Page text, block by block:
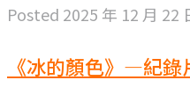
Posted 2025 年 12 月 22
《冰的顏色》—紀